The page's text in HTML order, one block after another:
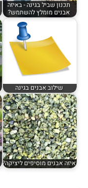
תכנון שביל בגינה - באיזה
אבנים מומלץ להשתמש?
שילוב אבנים בגינה
איזה אבנים מוסיפים ליציקה?